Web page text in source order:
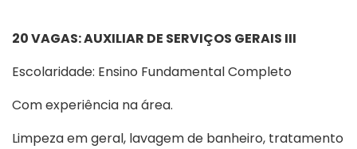
20 VAGAS: AUXILIAR DE SERVIÇOS GERAIS III
Escolaridade: Ensino Fundamental Completo
Com experiência na área.
Limpeza em geral, lavagem de banheiro, tratamento